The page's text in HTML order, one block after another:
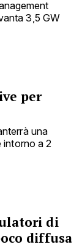
3,5 GW
per
una
intorno a 2
di
diffusa